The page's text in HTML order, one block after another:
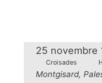
25 novembre
Croisades
Montgisard,